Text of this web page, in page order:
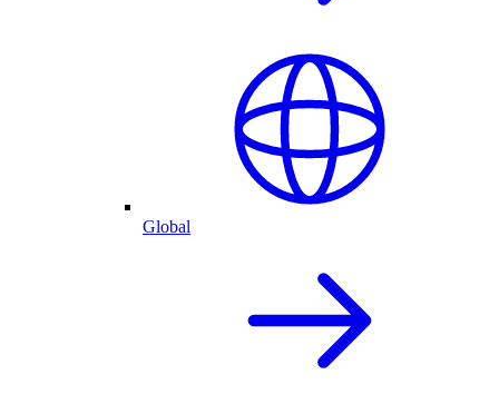
Global